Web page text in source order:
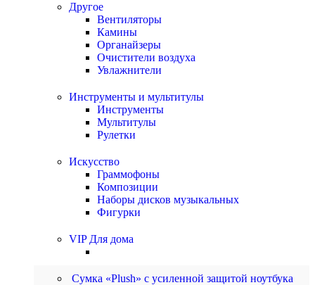
Другое
Вентиляторы
Камины
Органайзеры
Очистители воздуха
Увлажнители
Инструменты и мультитулы
Инструменты
Мультитулы
Рулетки
Искусство
Граммофоны
Композиции
Наборы дисков музыкальных
Фигурки
VIP Для дома
Сумка «Plush» c усиленной защитой ноутбука